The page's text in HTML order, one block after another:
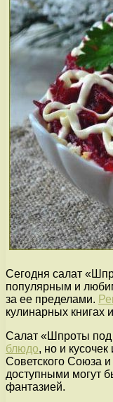
Сегодня салат
популярным и
за ее пределами.
кулинарных книгах
Салат «Шпроты под
блюдо, но и
Советского Союза
доступными могут
фантазией.